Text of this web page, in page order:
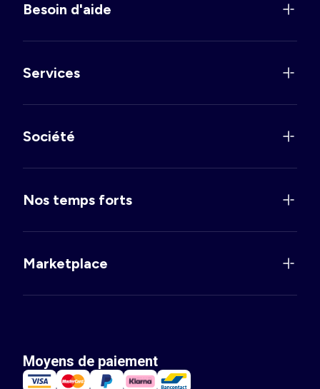
Besoin d'aide
Services
Société
Nos temps forts
Marketplace
Moyens de paiement